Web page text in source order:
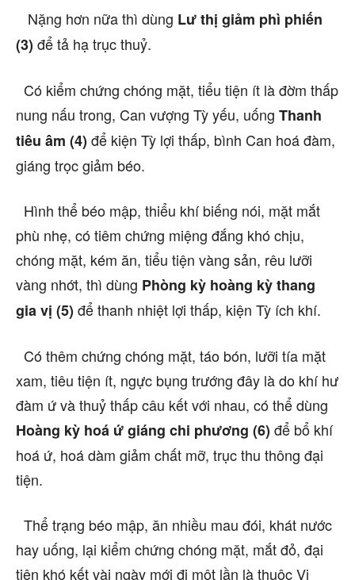
Nặng hơn nữa thì dùng Lư thị giảm phì phiến
(3) để tả hạ trục thuỷ.
Có kiểm chứng chóng mặt, tiểu tiện ít là đờm thấp
nung nấu trong, Can vượng Tỳ yếu, uống Thanh
tiêu âm (4) để kiện Tỳ lợi thấp, bình Can hoá đàm,
giáng trọc giảm béo.
Hình thể béo mập, thiểu khí biếng nói, mặt mắt
phù nhẹ, có tiêm chứng miệng đắng khó chịu,
chóng mặt, kém ăn, tiểu tiện vàng sản, rêu lưỡi
vàng nhớt, thì dùng Phòng kỳ hoàng kỳ thang
gia vị (5) để thanh nhiệt lợi thấp, kiện Tỳ ích khí.
Có thêm chứng chóng mặt, táo bón, lưỡi tía mặt
xam, tiêu tiện ít, ngực bụng trướng đây là do khí hư
đàm ứ và thuỷ thấp câu kết với nhau, có thể dùng
Hoàng kỳ hoá ứ giáng chi phương (6) để bổ khí
hoá ứ, hoá dàm giảm chất mỡ, trục thu thông đại
tiện.
Thể trạng béo mập, ăn nhiều mau đói, khát nước
hay uống, lại kiểm chứng chóng mặt, mắt đỏ, đại
tiện khó kết vài ngày mới đi một lần là thuộc Vị